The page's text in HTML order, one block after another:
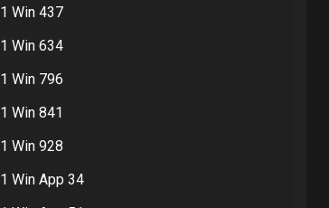
1 Win 437
1 Win 634
1 Win 796
1 Win 841
1 Win 928
1 Win App 34